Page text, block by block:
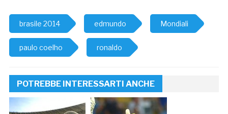
brasile 2014 edmundo Mondiali
paulo coelho ronaldo
POTREBBE INTERESSARTI ANCHE